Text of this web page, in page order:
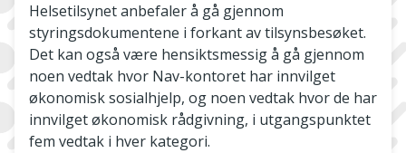
Helsetilsynet anbefaler å gå gjennom
styringsdokumentene i forkant av tilsynsbesøket.
Det kan også være hensiktsmessig å gå gjennom
noen vedtak hvor Nav-kontoret har innvilget
økonomisk sosialhjelp, og noen vedtak hvor de har
innvilget økonomisk rådgivning, i utgangspunktet
fem vedtak i hver kategori.